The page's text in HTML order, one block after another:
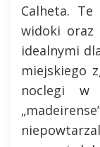
Calheta.
widoki oraz
idealnymi
miejskiego
noclegi w